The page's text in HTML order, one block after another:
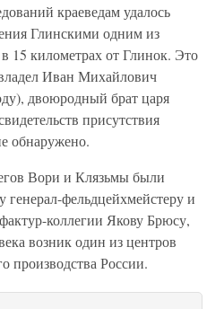
краеведам удалось
Глинскими одним из
15 километрах от Глинок. Это
Иван Михайлович
двоюродный брат царя
присутствия
обнаружено.
Вори и Клязьмы были
фельдцейхмейстеру и
коллегии Якову Брюсу,
возник один из центров
производства России.